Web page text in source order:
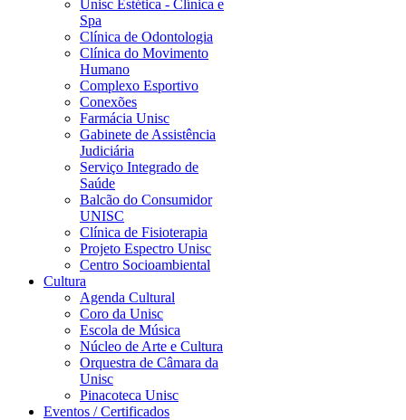
Unisc Estética - Clínica e
Spa
Clínica de Odontologia
Clínica do Movimento
Humano
Complexo Esportivo
Conexões
Farmácia Unisc
Gabinete de Assistência
Judiciária
Serviço Integrado de
Saúde
Balcão do Consumidor
UNISC
Clínica de Fisioterapia
Projeto Espectro Unisc
Centro Socioambiental
Cultura
Agenda Cultural
Coro da Unisc
Escola de Música
Núcleo de Arte e Cultura
Orquestra de Câmara da
Unisc
Pinacoteca Unisc
Eventos / Certificados